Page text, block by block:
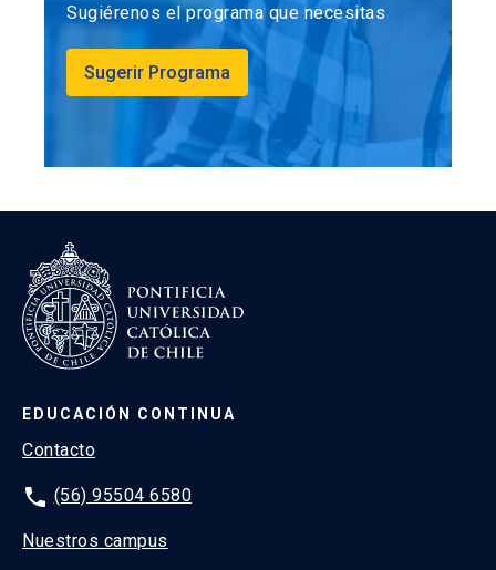
Sugiérenos el programa que necesitas
Sugerir Programa
EDUCACIÓN CONTINUA
Contacto
phone (56) 95504 6580
Nuestros campus